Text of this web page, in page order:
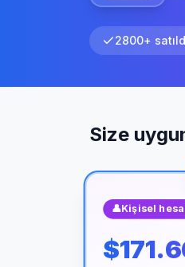
2800+
Size
👤Kişisel